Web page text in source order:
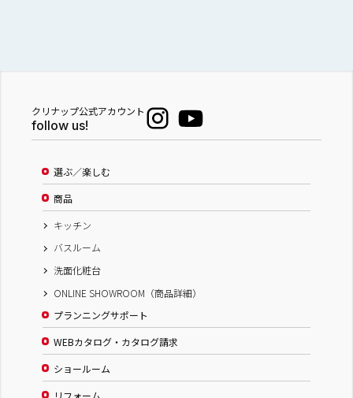
クリナップ公式アカウント
follow us!
選ぶ／楽しむ
商品
キッチン
バスルーム
洗面化粧台
ONLINE SHOWROOM（商品詳細）
プランニングサポート
WEBカタログ・カタログ請求
ショールーム
リフォーム